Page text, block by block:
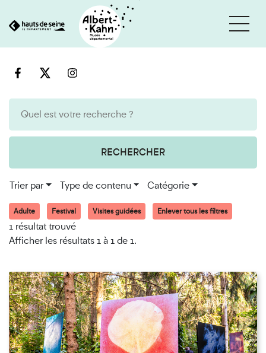
au
RECHERCHER
Trier par Type de contenu Catégorie
Adulte Festival Visites guidées Enlever tous les filtres
1 résultat trouvé
Afficher les résultats 1 à 1 de 1.
Cookies et traceurs utilisés sur ce site